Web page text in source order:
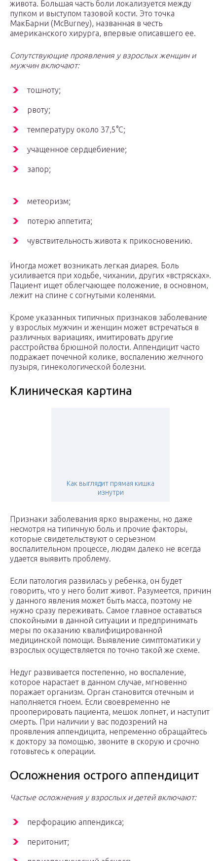
живота. Большая часть боли локализуется между
пупком и выступом тазовой кости. Это точка
МакБарни (McBurney), названная в честь
американского хирурга, впервые описавшего ее.
Сопутствующие проявления у взрослых женщин и
мужчин включают:
тошноту;
рвоту;
температуру около 37,5°C;
учащенное сердцебиение;
запор;
метеоризм;
потерю аппетита;
чувствительность живота к прикосновению.
Иногда может возникать легкая диарея. Боль
усиливается при ходьбе, чихании, других «встрясках».
Пациент ищет облегчающее положение, в основном,
лежит на спине с согнутыми коленями.
Кроме указанных типичных признаков заболевание
у взрослых мужчин и женщин может встречаться в
различных вариациях, имитировать другие
расстройства брюшной полости. Аппендицит часто
подражает почечной колике, воспалению желчного
пузыря, гинекологической болезни.
Клиническая картина
Как выглядит прямая кишка
изнутри
Признаки заболевания ярко выражены, но даже
несмотря на типичную боль и прочие факторы,
которые свидетельствуют о серьезном
воспалительном процессе, людям далеко не всегда
удается выявить проблему.
Если патология развилась у ребенка, он будет
говорить, что у него болит живот. Разумеется, причин
у данного явления может быть масса, поэтому не
нужно сразу переживать. Самое главное оставаться
спокойными в данной ситуации и предпринимать
меры по оказанию квалифицированной
медицинской помощи. Выявление симптоматики у
взрослых осуществляется по точно такой же схеме.
Недуг развивается постепенно, но воспаление,
которое нарастает в данном случае, мгновенно
поражает организм. Орган становится отечным и
наполняется гноем. Если своевременно не
прооперировать пациента, мешок лопнет, и наступит
смерть. При наличии у вас подозрений на
проявления аппендицита, непременно обращайтесь
к доктору за помощью, звоните в скорую и срочно
готовьтесь к операции.
Осложнения острого аппендицит
Частые осложнения у взрослых и детей включают:
перфорацию аппендикса;
перитонит;